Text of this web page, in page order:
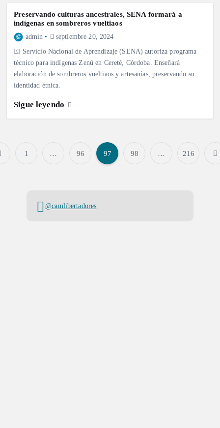
Preservando culturas ancestrales, SENA formará a
indígenas en sombreros vueltiaos
admin septiembre 20, 2024
El Servicio Nacional de Aprendizaje (SENA) autoriza programa
técnico para indígenas Zenú en Cereté, Córdoba. Enseñará
elaboración de sombreros vueltiaos y artesanías, preservando su
identidad étnica.
Sigue leyendo
P
1 … 96 97 98 … 216
@camlibertadores